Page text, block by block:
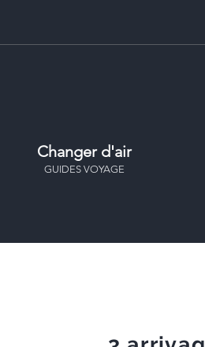
Changer d'air
GUIDES VOYAGE